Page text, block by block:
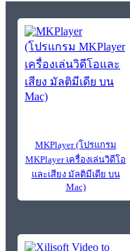
MKPlayer (โปรแกรม
MKPlayer เครื่องเล่นวิดีโอ
และเสียง มัลติมีเดีย บน
Mac)